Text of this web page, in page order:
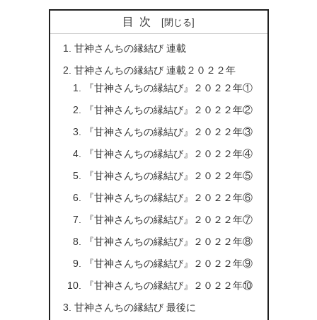
目次
甘神さんちの縁結び 連載
甘神さんちの縁結び 連載２０２２年
『甘神さんちの縁結び』２０２２年①
『甘神さんちの縁結び』２０２２年②
『甘神さんちの縁結び』２０２２年③
『甘神さんちの縁結び』２０２２年④
『甘神さんちの縁結び』２０２２年⑤
『甘神さんちの縁結び』２０２２年⑥
『甘神さんちの縁結び』２０２２年⑦
『甘神さんちの縁結び』２０２２年⑧
『甘神さんちの縁結び』２０２２年⑨
『甘神さんちの縁結び』２０２２年⑩
甘神さんちの縁結び 最後に